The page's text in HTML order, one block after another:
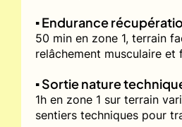
▪️ Endurance
50 min en zone 1, terrain
relâchement musculaire et
▪️ Sortie nature
1h en zone 1 sur terrain
sentiers techniques pour